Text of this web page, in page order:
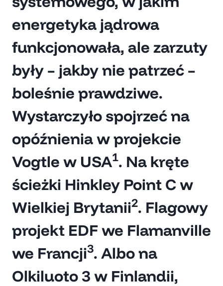
energetyka jądrowa
funkcjonowała, ale zarzuty
były – jakby nie patrzeć –
boleśnie prawdziwe.
Wystarczyło spojrzeć na
opóźnienia w projekcie
Vogtle w USA1. Na kręte
ścieżki Hinkley Point C w
Wielkiej Brytanii2. Flagowy
projekt EDF we Flamanville
we Francji3. Albo na
Olkiluoto 3 w Finlandii,